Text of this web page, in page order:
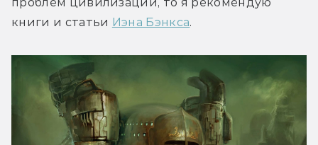
книги и статьи Иэна Бэнкса.